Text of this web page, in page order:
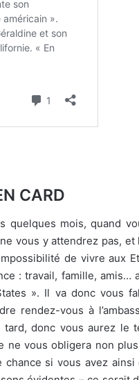
CARD
quelques mois, quand
vous y attendrez pas, et
de vivre aux
: travail, famille, amis…
». Il va donc vous
rendez-vous à
donc vous aurez le
ne vous obligera non
si vous avez ainsi